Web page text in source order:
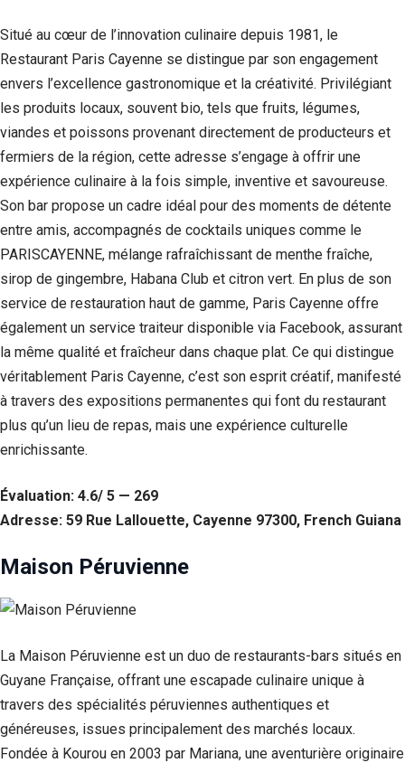
Situé au cœur de l’innovation culinaire depuis 1981, le
Restaurant Paris Cayenne se distingue par son engagement
envers l’excellence gastronomique et la créativité. Privilégiant
les produits locaux, souvent bio, tels que fruits, légumes,
viandes et poissons provenant directement de producteurs et
fermiers de la région, cette adresse s’engage à offrir une
expérience culinaire à la fois simple, inventive et savoureuse.
Son bar propose un cadre idéal pour des moments de détente
entre amis, accompagnés de cocktails uniques comme le
PARISCAYENNE, mélange rafraîchissant de menthe fraîche,
sirop de gingembre, Habana Club et citron vert. En plus de son
service de restauration haut de gamme, Paris Cayenne offre
également un service traiteur disponible via Facebook, assurant
la même qualité et fraîcheur dans chaque plat. Ce qui distingue
véritablement Paris Cayenne, c’est son esprit créatif, manifesté
à travers des expositions permanentes qui font du restaurant
plus qu’un lieu de repas, mais une expérience culturelle
enrichissante.
Évaluation: 4.6/ 5 — 269
Adresse: 59 Rue Lallouette, Cayenne 97300, French Guiana
Maison Péruvienne
La Maison Péruvienne est un duo de restaurants-bars situés en
Guyane Française, offrant une escapade culinaire unique à
travers des spécialités péruviennes authentiques et
généreuses, issues principalement des marchés locaux.
Fondée à Kourou en 2003 par Mariana, une aventurière originaire
Nécessaire
Ces cookies ne
sont pas
facultatifs. Ils
sont
fonctionnement
du site Web.
Statistiques
Afin que
puissions
améliorer la
fonctionnalité
du site Web,
en fonction
dont le site
Experience
Afin que notre
site Web
fonctionne